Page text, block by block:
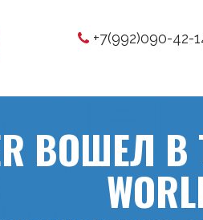
+7(992)090-42-
ВОШЕЛ